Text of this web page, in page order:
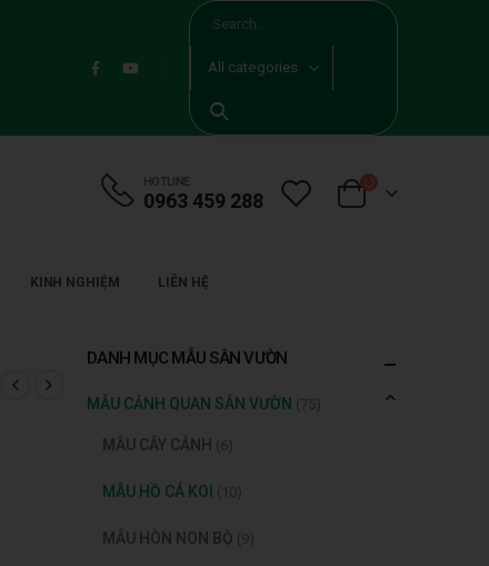
All categories
HOTLINE
0963 459 288
KINH NGHIỆM LIÊN HỆ
DANH MỤC MẪU SÂN VƯỜN
MẪU CẢNH QUAN SÂN VƯỜN (75)
MẪU CÂY CẢNH (6)
MẪU HỒ CÁ KOI (10)
MẪU HÒN NON BỘ (9)